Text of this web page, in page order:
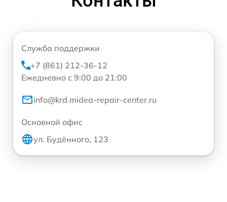
Служба поддержки
+7 (861) 212-36-12
Ежедневно с 9:00 до 21:00
info@krd.midea-repair-center.ru
Основной офис
ул. Будённого, 123